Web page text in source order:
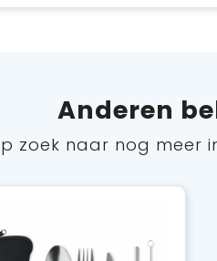
Anderen
zoek naar nog meer